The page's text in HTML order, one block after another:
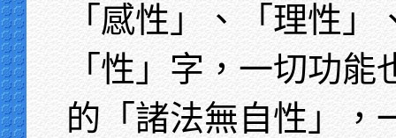
「感性」、「理性
「性」字，一切功
的「諸法無自性」，